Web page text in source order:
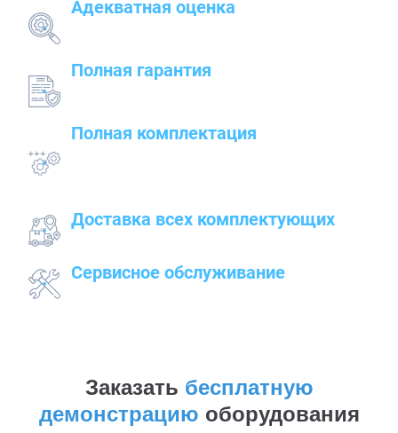
Адекватная оценка
Полная гарантия
Полная комплектация
Доставка всех комплектующих
Сервисное обслуживание
Заказать бесплатную
демонстрацию оборудования